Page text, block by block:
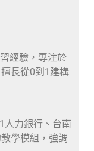
經驗，專注於
長從0到1建構
人力銀行、台南
學模組，強調